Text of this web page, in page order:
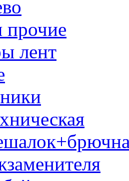
лент